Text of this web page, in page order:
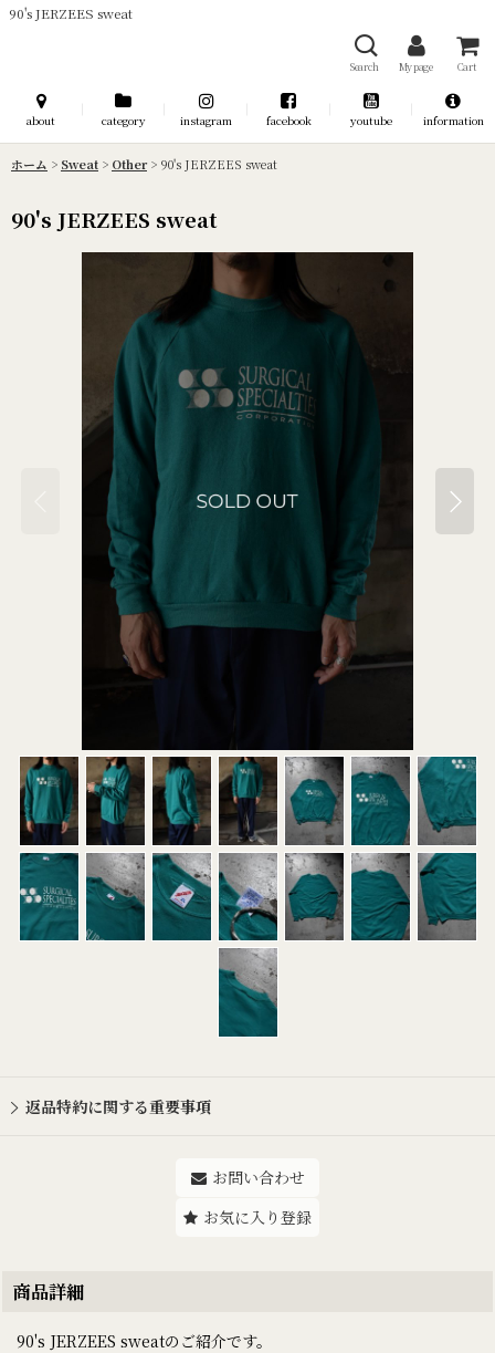
90's JERZEES sweat
Search My page Cart
about category instagram facebook youtube information
ホーム > Sweat > Other > 90's JERZEES sweat
90's JERZEES sweat
返品特約に関する重要事項
お問い合わせ
お気に入り登録
商品詳細
90's JERZEES sweatのご紹介です。